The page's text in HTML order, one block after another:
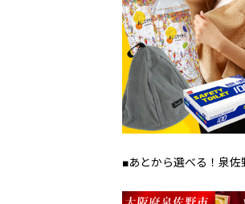
■あとから選べる！泉佐